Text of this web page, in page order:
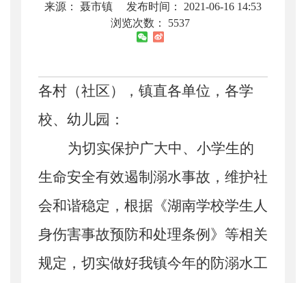
来源： 聂市镇
发布时间： 2021-06-16 14:53
浏览次数： 5537
各村（社区），镇直各单位，各学
校、幼儿园：
为切实保护广大中、小学生的
生命安全有效遏制溺水事故，维护社
会和谐稳定，根据《湖南学校学生人
身伤害事故预防和处理条例》等相关
规定， 切实做好我镇今年的防溺水工